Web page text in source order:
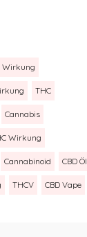
Wirkung
THC
Cannabis
Wirkung
Cannabinoid CBD Öl
THCV CBD Vape